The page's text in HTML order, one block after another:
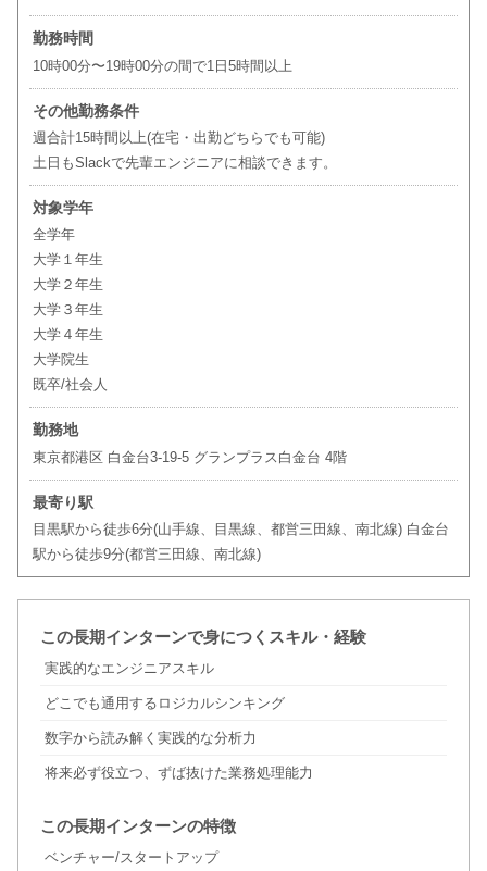
勤務時間
10時00分〜19時00分の間で1日5時間以上
その他勤務条件
週合計15時間以上(在宅・出勤どちらでも可能)
土日もSlackで先輩エンジニアに相談できます。
対象学年
全学年
大学１年生
大学２年生
大学３年生
大学４年生
大学院生
既卒/社会人
勤務地
東京都港区 白金台3-19-5 グランプラス白金台 4階
最寄り駅
目黒駅から徒歩6分(山手線、目黒線、都営三田線、南北線) 白金台
駅から徒歩9分(都営三田線、南北線)
この長期インターンで身につくスキル・経験
実践的なエンジニアスキル
どこでも通用するロジカルシンキング
数字から読み解く実践的な分析力
将来必ず役立つ、ずば抜けた業務処理能力
この長期インターンの特徴
ベンチャー/スタートアップ